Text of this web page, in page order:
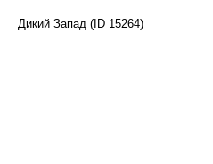
Дикий Запад (ID 15264)